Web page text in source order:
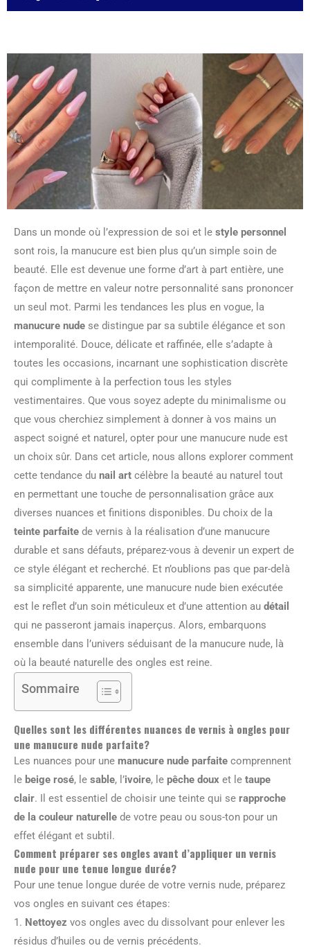
Dans un monde où l’expression de soi et le style personnel
sont rois, la manucure est bien plus qu’un simple soin de
beauté. Elle est devenue une forme d’art à part entière, une
façon de mettre en valeur notre personnalité sans prononcer
un seul mot. Parmi les tendances les plus en vogue, la
manucure nude se distingue par sa subtile élégance et son
intemporalité. Douce, délicate et raffinée, elle s’adapte à
toutes les occasions, incarnant une sophistication discrète
qui complimente à la perfection tous les styles
vestimentaires. Que vous soyez adepte du minimalisme ou
que vous cherchiez simplement à donner à vos mains un
aspect soigné et naturel, opter pour une manucure nude est
un choix sûr. Dans cet article, nous allons explorer comment
cette tendance du nail art célèbre la beauté au naturel tout
en permettant une touche de personnalisation grâce aux
diverses nuances et finitions disponibles. Du choix de la
teinte parfaite de vernis à la réalisation d’une manucure
durable et sans défauts, préparez-vous à devenir un expert de
ce style élégant et recherché. Et n’oublions pas que par-delà
sa simplicité apparente, une manucure nude bien exécutée
est le reflet d’un soin méticuleux et d’une attention au détail
qui ne passeront jamais inaperçus. Alors, embarquons
ensemble dans l’univers séduisant de la manucure nude, là
où la beauté naturelle des ongles est reine.
Sommaire
Quelles sont les différentes nuances de vernis à ongles pour
une manucure nude parfaite?
Les nuances pour une manucure nude parfaite comprennent
le beige rosé, le sable, l’ivoire, le pêche doux et le taupe
clair. Il est essentiel de choisir une teinte qui se rapproche
de la couleur naturelle de votre peau ou sous-ton pour un
effet élégant et subtil.
Comment préparer ses ongles avant d’appliquer un vernis
nude pour une tenue longue durée?
Pour une tenue longue durée de votre vernis nude, préparez
vos ongles en suivant ces étapes:
1. Nettoyez vos ongles avec du dissolvant pour enlever les
résidus d’huiles ou de vernis précédents.